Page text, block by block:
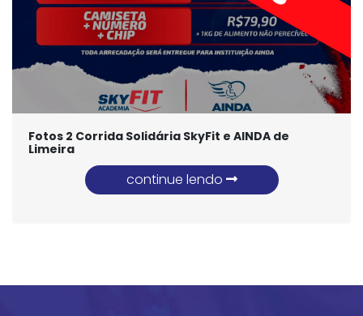
Fotos 2 Corrida Solidária SkyFit e AINDA de
Limeira
continue lendo